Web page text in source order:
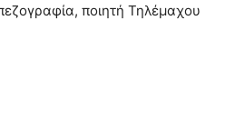
ποιητή Τηλέμαχου